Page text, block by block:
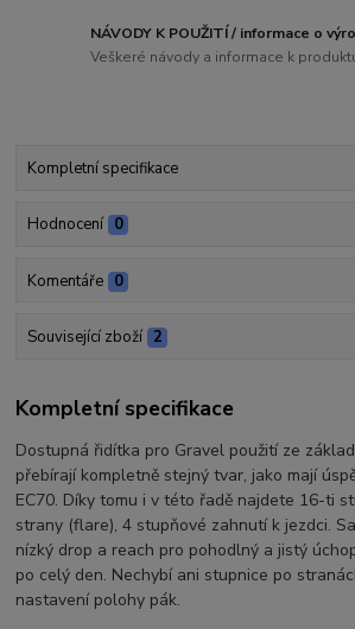
NÁVODY K POUŽITÍ / informace o
Veškeré návody a informace k
Kompletní specifikace
Hodnocení 0
Komentáře 0
Související zboží 2
Kompletní specifikace
Dostupná řidítka pro Gravel použití ze
přebírají kompletně stejný tvar, jako mají
EC70. Díky tomu i v této řadě najdete 16-ti
strany (flare), 4 stupňové zahnutí k jezdci.
nízký drop a reach pro pohodlný a jistý
po celý den. Nechybí ani stupnice po
nastavení polohy pák.